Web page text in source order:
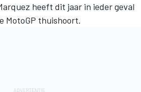
heeft dit jaar in ieder geval
MotoGP thuishoort.